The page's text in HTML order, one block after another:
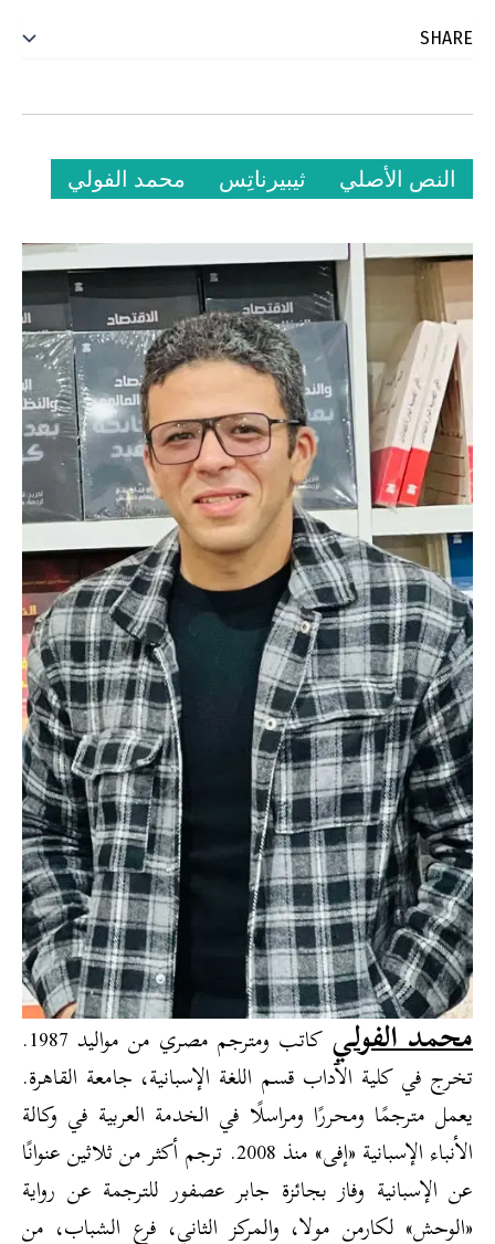
النص الأصلي ثيبيرناتِس محمد الفولي
محمد الفولي
كاتب ومترجم مصري من مواليد 1987.
تخرج في كلية الآداب قسم اللغة الإسبانية، جامعة القاهرة.
يعمل مترجمًا ومحررًا ومراسلًا في الخدمة العربية في وكالة
الأنباء الإسبانية «إفى» منذ 2008. ترجم أكثر من ثلاثين عنوانًا
عن الإسبانية وفاز بجائزة جابر عصفور للترجمة عن رواية
«الوحش» لكارمن مولا، والمركز الثاني، فرع الشباب، من